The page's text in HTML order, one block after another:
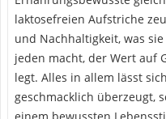
laktosefreien Aufstriche
und Nachhaltigkeit, was
jeden macht, der Wert auf
legt. Alles in allem lässt
geschmacklich überzeugt,